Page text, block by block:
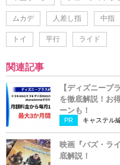
ムカデ 人差し指 中指
トイ 平行 ライド
関連記事
【ディズニープ
を徹底解説！お
ーンも！
PR キャステル
映画『バズ・ラ
底解説！